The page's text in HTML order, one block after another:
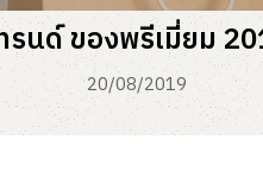
รนด์ ของพรีเมี่ยม
20/08/2019